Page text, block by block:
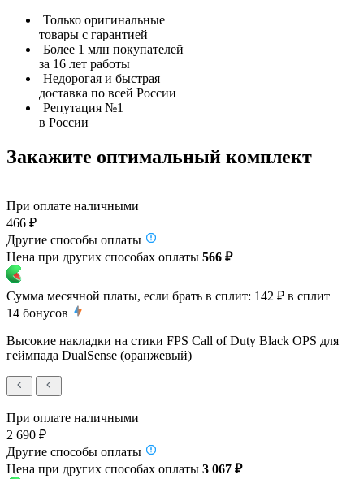
Только оригинальные
товары с гарантией
Более 1 млн покупателей
за 16 лет работы
Недорогая и быстрая
доставка по всей России
Репутация №1
в России
Закажите оптимальный комплект
При оплате наличными
466 ₽
Другие способы оплаты
Цена при других способах оплаты 566 ₽
Сумма месячной платы, если брать в сплит: 142 ₽ в сплит
14 бонусов
Высокие накладки на стики FPS Call of Duty Black OPS для
геймпада DualSense (оранжевый)
При оплате наличными
2 690 ₽
Другие способы оплаты
Цена при других способах оплаты 3 067 ₽